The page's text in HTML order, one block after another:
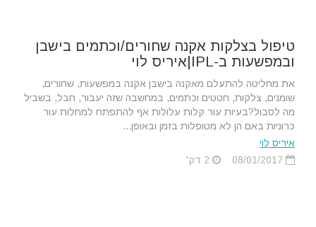
טיפול בצלקות אקנה שחורים/וכתמים בישבן
ובמפשעות ב-IPL|איריס לוי
את מחליטה להתעלם מאקנה בישבן אקנה במפשעות, שחורים,
שומנים, צלקות, חטטים וכתמים, במחשבה שזה יעבור, חבל, בשביל
מה לסבול?בעיות עור קלות עלולות אף להתפתח למחלות עור
כרוניות באם הן לא מטופלות בזמן ובאופן...
איריס לוי